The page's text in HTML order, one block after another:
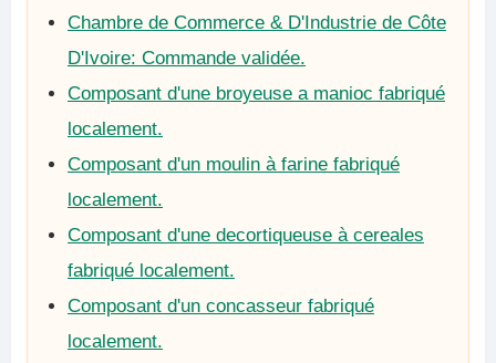
Chambre de Commerce & D'Industrie de Côte
D'Ivoire: Commande validée.
Composant d'une broyeuse a manioc fabriqué
localement.
Composant d'un moulin à farine fabriqué
localement.
Composant d'une decortiqueuse à cereales
fabriqué localement.
Composant d'un concasseur fabriqué
localement.